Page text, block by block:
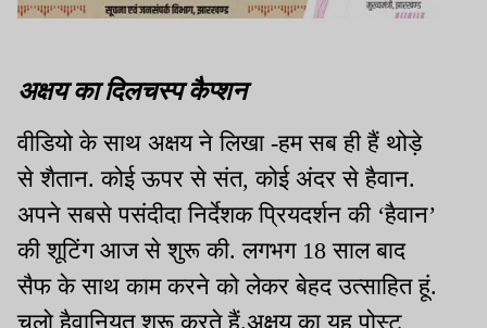
अक्षय का दिलचस्प कैप्शन
वीडियो के साथ अक्षय ने लिखा -हम सब ही हैं थोड़े
से शैतान. कोई ऊपर से संत, कोई अंदर से हैवान.
अपने सबसे पसंदीदा निर्देशक प्रियदर्शन की ‘हैवान’
की शूटिंग आज से शुरू की. लगभग 18 साल बाद
सैफ के साथ काम करने को लेकर बेहद उत्साहित हूं.
चलो हैवानियत शुरू करते हैं.अक्षय का यह पोस्ट